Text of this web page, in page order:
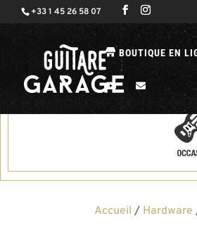
+33 1 45 26 58 07
BOUTIQUE EN
Accueil / Hardware